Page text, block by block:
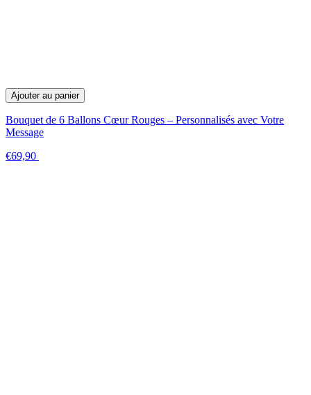
Ajouter au panier
Bouquet de 6 Ballons Cœur Rouges – Personnalisés avec Votre
Message
€69,90